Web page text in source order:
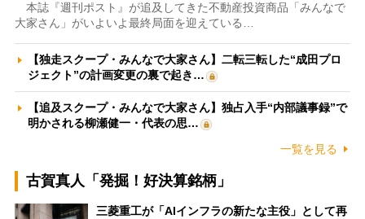
本誌『週刊ポスト』が追及してきた不動産投資商品「みんなで
大家さん」がいよいよ最終局面を迎えている…
【独走スクープ・みんなで大家さん】二転三転した“成田プロ
ジェクト”の計画変更の裏で起き…
【追及スクープ・みんなで大家さん】独占入手“内部議事録”で
明かされる柳瀬健一・代表の思…
一覧を見る
古賀真人「発掘！好決算銘柄」
三菱重工が「AIインフラの新たな主役」として再